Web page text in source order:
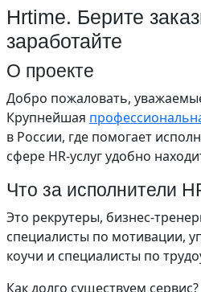
Hrtime. Берите
заработайте
О проекте
Добро пожаловать,
Крупнейшая
в России, где помогает
сфере HR-услуг удобно
Что за исполнители
Это рекрутеры, бизнес-
специалисты по мотивации,
коучи и специалисты по
Как долго существуем